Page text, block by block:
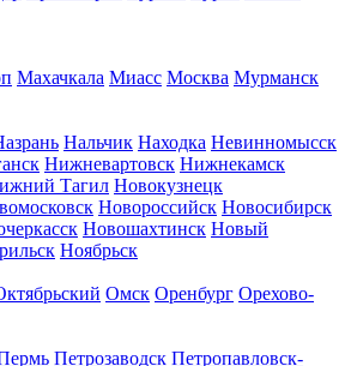
Махачкала Миасс Москва Мурманск
Нальчик Находка Невинномысск
Нижневартовск Нижнекамск
Тагил Новокузнецк
Новороссийск Новосибирск
Новошахтинск Новый
Ноябрьск
Омск Оренбург Орехово-
Петрозаводск Петропавловск-